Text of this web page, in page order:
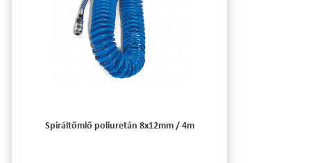
Spiráltömlő poliuretán 8x12mm / 4m